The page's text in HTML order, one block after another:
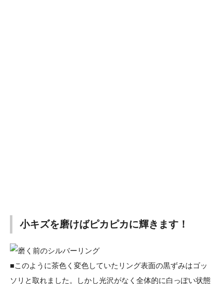
小キズを磨けばピカピカに輝きます！
■このように茶色く変色していたリング表面の黒ずみはゴッ
ソリと取れました。しかし光沢がなく全体的に白っぽい状態